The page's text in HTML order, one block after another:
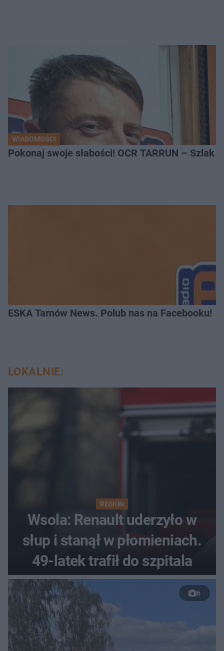
WIADOMOŚCI
Pokonaj swoje słabości! OCR TARRUN – Szlak
ESKA Tarnów News. Polub nas na Facebooku!
LOKALNIE:
REGION
Wsola: Renault uderzyło w
słup i stanął w płomieniach.
49-latek trafił do szpitala
6